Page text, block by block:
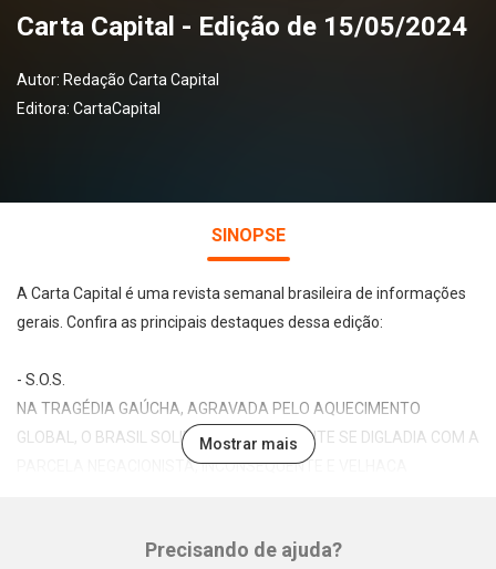
Carta Capital - Edição de 15/05/2024
Autor: Redação Carta Capital
Editora: CartaCapital
SINOPSE
A Carta Capital é uma revista semanal brasileira de informações
gerais. Confira as principais destaques dessa edição:
- S.O.S.
NA TRAGÉDIA GAÚCHA, AGRAVADA PELO AQUECIMENTO
GLOBAL, O BRASIL SOLIDÁRIO E CONSCIENTE SE DIGLADIA COM A
PARCELA NEGACIONISTA, INCONSEQUENTE E VELHACA
O GOVERNO FEDERAL PRORROGA A GLO NO RIO DE JANEIRO,
Mostrar mais
Precisando de ajuda?
Facebook Twitter